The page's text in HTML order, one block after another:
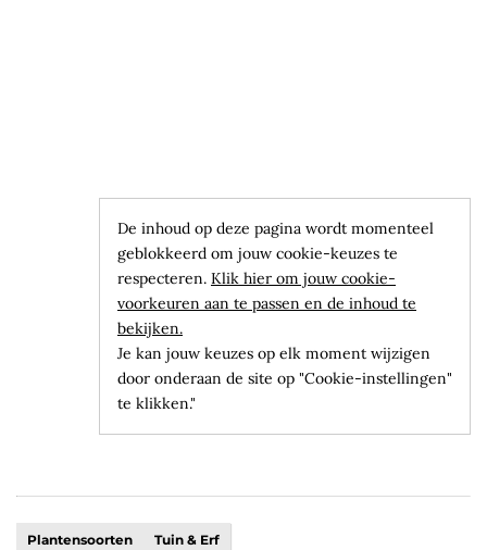
De inhoud op deze pagina wordt momenteel
geblokkeerd om jouw cookie-keuzes te
respecteren. Klik hier om jouw cookie-
voorkeuren aan te passen en de inhoud te
bekijken.
Je kan jouw keuzes op elk moment wijzigen
door onderaan de site op "Cookie-instellingen"
te klikken."
Plantensoorten Tuin & Erf